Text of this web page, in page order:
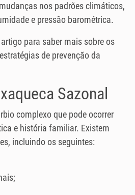
nos padrões climáticos,
e pressão barométrica.
para saber mais sobre os
de prevenção da
Sazonal
complexo que pode ocorrer
e história familiar. Existem
incluindo os seguintes: